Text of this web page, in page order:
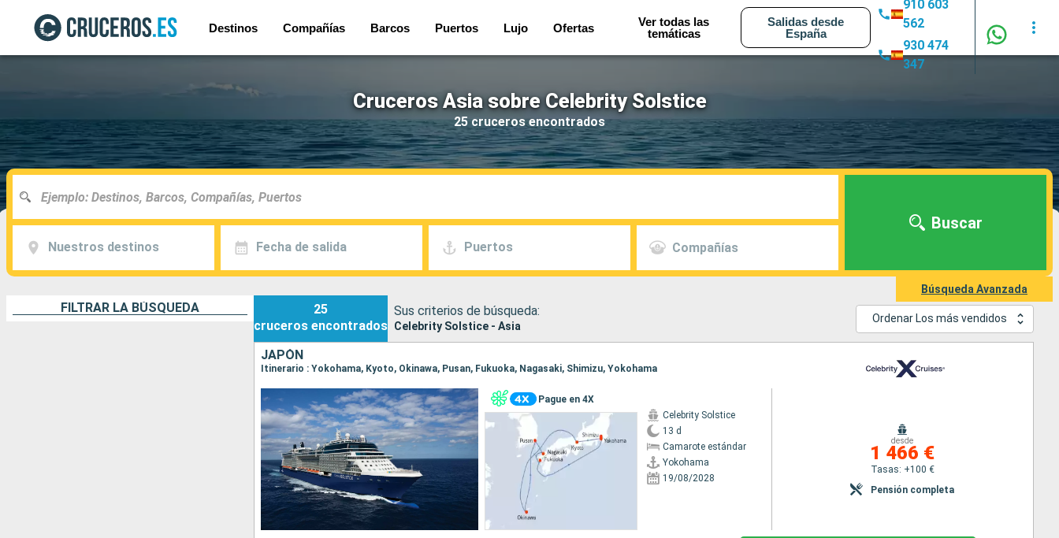
Destinos Compañías Barcos Puertos Lujo Ofertas
Ver todas las
temáticas
Salidas desde
España
910 603
562
930 474
347
Cruceros Asia sobre Celebrity Solstice
25 cruceros encontrados
Nuestros destinos Fecha de salida Puertos Compañías
Buscar
Búsqueda Avanzada
FILTRAR LA BÚSQUEDA
25
cruceros encontrados
Sus criterios de búsqueda:
Celebrity Solstice - Asia
Ordenar Los más vendidos
JAPÓN
Itinerario : Yokohama, Kyoto, Okinawa, Pusan, Fukuoka, Nagasaki, Shimizu, Yokohama
Pague en 4X
Celebrity Solstice
13 d
Camarote estándar
Yokohama
19/08/2028
desde
1 466 €
Tasas: +100 €
Pensión completa